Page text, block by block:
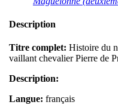
Description
Titre complet: Histoire du
vaillant chevalier Pierre de
Description:
Langue: français